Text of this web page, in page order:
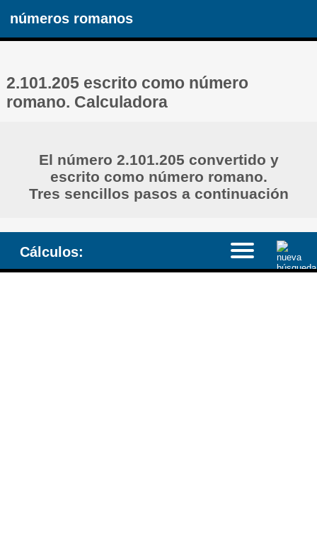
números romanos
2.101.205 escrito como número
romano. Calculadora
El número 2.101.205 convertido y
escrito como número romano.
Tres sencillos pasos a continuación
Cálculos: